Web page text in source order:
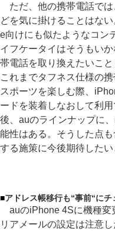
ただ、他の携帯電話では
どを気に掛けることはな
e向けにも似たようなコン
イフケータイはそうもい
帯電話を取り換えたいこ
これまでタフネス仕様の
スポーツを楽しむ際、
ードを装着しなおして利
後、auのラインナップに
能性はある。そうした点
する施策に今後期待したい
■アドレス帳移行も“事前“にチ
auのiPhone 4Sに機種変
リアメールの設定は注意